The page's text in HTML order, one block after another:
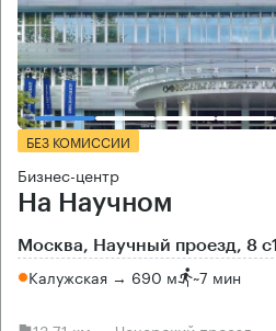
БЕЗ КОМИССИИ
Бизнес-центр
На Научном
Москва, Научный проезд, 8 с1
Калужская → 690 м ~7 мин